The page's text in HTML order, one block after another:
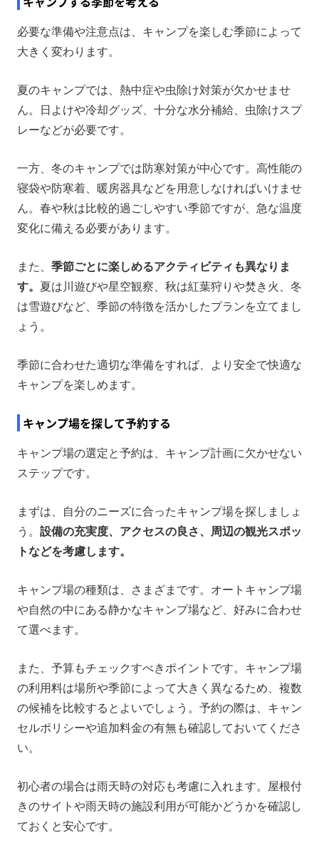
必要な準備や注意点は、キャンプを楽しむ季節によって
大きく変わります。
夏のキャンプでは、熱中症や虫除け対策が欠かせませ
ん。日よけや冷却グッズ、十分な水分補給、虫除けスプ
レーなどが必要です。
一方、冬のキャンプでは防寒対策が中心です。高性能の
寝袋や防寒着、暖房器具などを用意しなければいけませ
ん。春や秋は比較的過ごしやすい季節ですが、急な温度
変化に備える必要があります。
また、 季節ごとに楽しめるアクティビティも異なりま
す。 夏は川遊びや星空観察、秋は紅葉狩りや焚き火、冬
は雪遊びなど、季節の特徴を活かしたプランを立てまし
ょう。
季節に合わせた適切な準備をすれば、より安全で快適な
キャンプを楽しめます。
キャンプ場を探して予約する
キャンプ場の選定と予約は、キャンプ計画に欠かせない
ステップです。
まずは、自分のニーズに合ったキャンプ場を探しましょ
う。 設備の充実度、アクセスの良さ、周辺の観光スポッ
トなどを考慮します。
キャンプ場の種類は、さまざまです。オートキャンプ場
や自然の中にある静かなキャンプ場など、好みに合わせ
て選べます。
また、予算もチェックすべきポイントです。キャンプ場
の利用料は場所や季節によって大きく異なるため、複数
の候補を比較するとよいでしょう。予約の際は、キャン
セルポリシーや追加料金の有無も確認しておいてくださ
い。
初心者の場合は雨天時の対応も考慮に入れます。屋根付
きのサイトや雨天時の施設利用が可能かどうかを確認し
ておくと安心です。